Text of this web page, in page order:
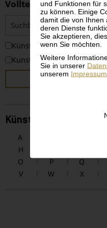
und Funktionen für
zu können. Einige
damit die von Ihnen
deren Dienste
Sie akzeptieren,
wenn Sie möchten.
Weitere
Sie in unserer
unserem Impressum
Volltextsuche
KünstlerInnen
Kunstwerke
KünstlerInnen
A
H
O
P Q
V
W X